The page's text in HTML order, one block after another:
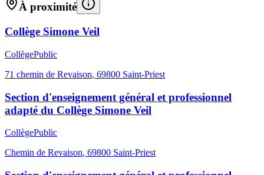
À proximité
Collège Simone Veil
CollègePublic
71 chemin de Revaison, 69800 Saint-Priest
Section d'enseignement général et professionnel
adapté du Collège Simone Veil
CollègePublic
Chemin de Revaison, 69800 Saint-Priest